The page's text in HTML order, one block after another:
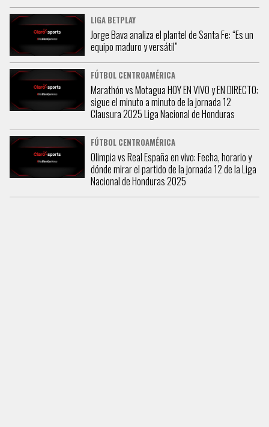
LIGA BETPLAY
Jorge Bava analiza el plantel de Santa Fe: “Es un
equipo maduro y versátil”
FÚTBOL CENTROAMÉRICA
Marathón vs Motagua HOY EN VIVO y EN DIRECTO:
sigue el minuto a minuto de la jornada 12
Clausura 2025 Liga Nacional de Honduras
FÚTBOL CENTROAMÉRICA
Olimpia vs Real España en vivo: Fecha, horario y
dónde mirar el partido de la jornada 12 de la Liga
Nacional de Honduras 2025